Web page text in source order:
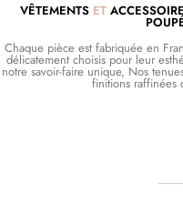
VÊTEMENTSET
Chaque pièce est fabriquée en
délicatement choisis pour leur
notre savoir-faire unique, Nos
finitions raffinées